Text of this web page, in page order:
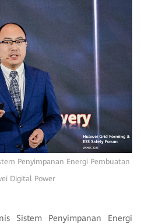
Penyimpanan Energi Pembuatan
Digital Power
Sistem Penyimpanan Energi